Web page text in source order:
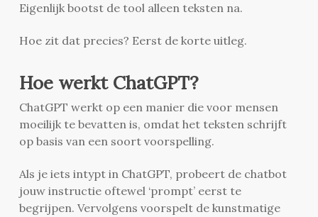
Eigenlijk bootst de tool alleen teksten na.
Hoe zit dat precies? Eerst de korte uitleg.
Hoe werkt ChatGPT?
ChatGPT werkt op een manier die voor mensen
moeilijk te bevatten is, omdat het teksten schrijft
op basis van een soort voorspelling.
Als je iets intypt in ChatGPT, probeert de chatbot
jouw instructie oftewel ‘prompt’ eerst te
begrijpen. Vervolgens voorspelt de kunstmatige